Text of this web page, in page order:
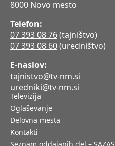
8000 Novo mesto
Telefon:
07 393 08 76(tajništvo)
07 393 08 60(uredništvo)
E-naslov:
tajnistvo@tv-nm.si
uredniki@tv-nm.si
Televizija
Oglaševanje
Delovna mesta
Kontakti